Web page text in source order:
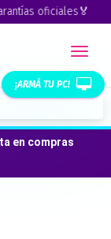
oficiales🏅
¡ARMÁ TU PC!
en compras